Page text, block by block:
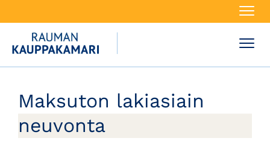
Maksuton lakiasiain
neuvonta